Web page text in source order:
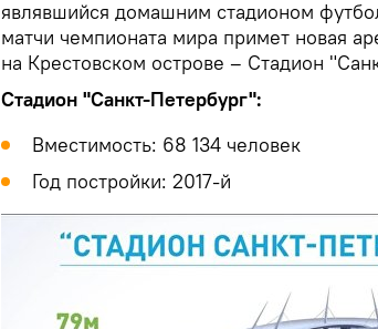
являвшийся домашним стадионом
матчи чемпионата мира примет новая
на Крестовском острове – Стадион
Стадион "Санкт-Петербург":
Вместимость: 68 134 человек
Год постройки: 2017-й